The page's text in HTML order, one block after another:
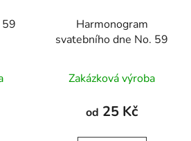
59
Harmonogram
svatebního dne No. 59
Zakázková výroba
od 25 Kč